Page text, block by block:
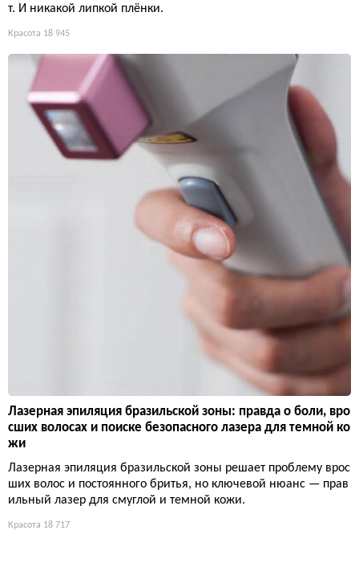
т. И никакой липкой плёнки.
Красота 18 945
Лазерная эпиляция бразильской зоны: правда о боли, вро
сших волосах и поиске безопасного лазера для темной ко
жи
Лазерная эпиляция бразильской зоны решает проблему врос
ших волос и постоянного бритья, но ключевой нюанс — прав
ильный лазер для смуглой и темной кожи.
Красота 18 717